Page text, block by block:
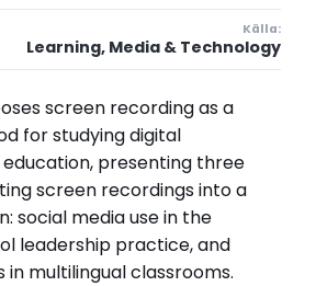
Källa:
Learning, Media & Technology
screen recording as a
for studying digital
presenting three
screen recordings into a
social media use in the
leadership practice, and
multilingual classrooms.